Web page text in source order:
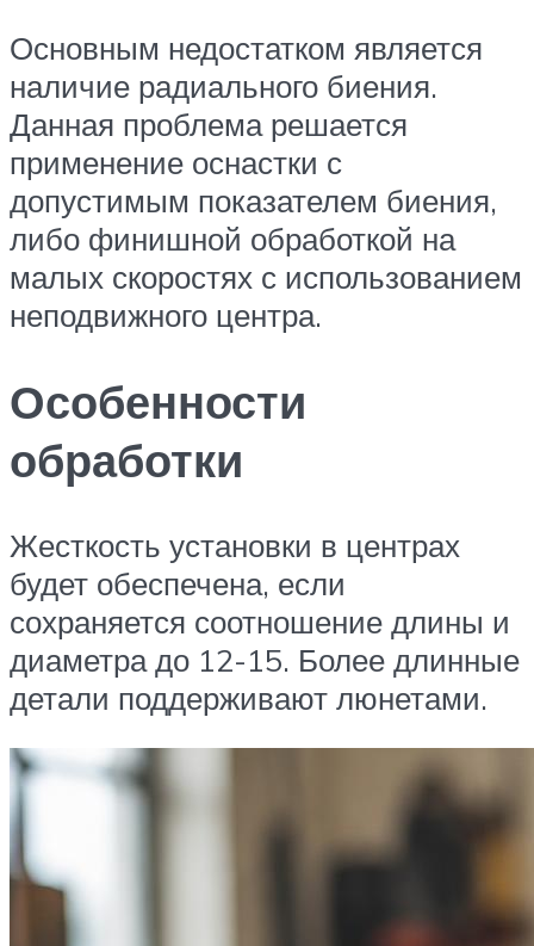
Основным недостатком является
наличие радиального биения.
Данная проблема решается
применение оснастки с
допустимым показателем биения,
либо финишной обработкой на
малых скоростях с использованием
неподвижного центра.
Особенности
обработки
Жесткость установки в центрах
будет обеспечена, если
сохраняется соотношение длины и
диаметра до 12-15. Более длинные
детали поддерживают люнетами.